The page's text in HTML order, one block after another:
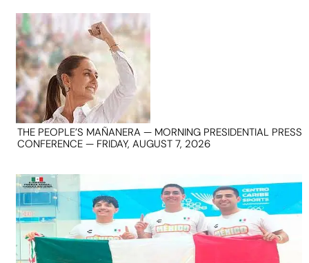
THE PEOPLE’S MAÑANERA — MORNING PRESIDENTIAL PRESS
CONFERENCE — FRIDAY, AUGUST 7, 2026